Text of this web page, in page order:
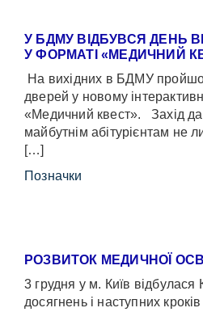
У БДМУ ВІДБУВСЯ ДЕНЬ
У ФОРМАТІ «МЕДИЧНИЙ
На вихідних в БДМУ
дверей у новому
«Медичний квест». Захід
майбутнім абітурієнтам не
[…]
Позначки
РОЗВИТОК МЕДИЧНОЇ
3 грудня у м. Київ відбулася
досягнень і наступних